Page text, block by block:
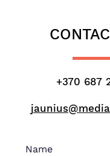
+370 687